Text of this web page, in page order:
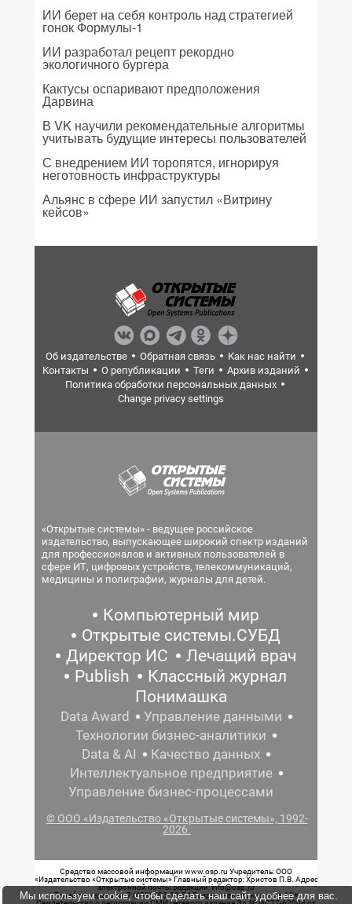
ИИ берет на себя контроль над стратегией
гонок Формулы-1
ИИ разработал рецепт рекордно
экологичного бургера
Кактусы оспаривают предположения
Дарвина
В VK научили рекомендательные алгоритмы
учитывать будущие интересы пользователей
С внедрением ИИ торопятся, игнорируя
неготовность инфраструктуры
Альянс в сфере ИИ запустил «Витрину
кейсов»
Об издательстве Обратная связь
Как нас найти
Контакты
О републикации Теги
Архив изданий
Политика обработки персональных данных
Change privacy settings
«Открытые системы» - ведущее российское
издательство, выпускающее широкий спектр изданий
для профессионалов и активных пользователей в
сфере ИТ, цифровых устройств, телекоммуникаций,
медицины и полиграфии, журналы для детей.
Компьютерный мир
Открытые системы.СУБД
Директор ИС
Лечащий врач
Publish
Классный журнал
Понимашка
Data Award
Управление данными
Технологии бизнес-аналитики
Data & AI
Качество данных
Интеллектуальное предприятие
Управление бизнес-процессами
© ООО «Издательство «Открытые системы», 1992-
2026.
Средство массовой информации www.osp.ru Учредитель: ООО
«Издательство «Открытые системы» Главный редактор: Христов П.В. Адрес
электронной почты редакции: info@osp.ru
Телефон редакции: 7 (499) 703-18-54 Возрастная маркировка: 12+
Мы используем cookie, чтобы сделать наш сайт удобнее для вас.